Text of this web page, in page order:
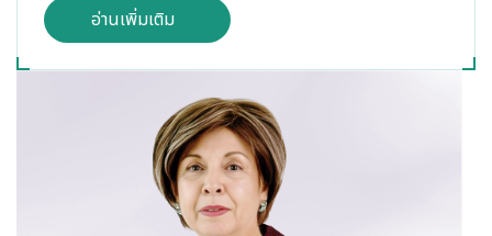
อ่านเพิ่มเติม